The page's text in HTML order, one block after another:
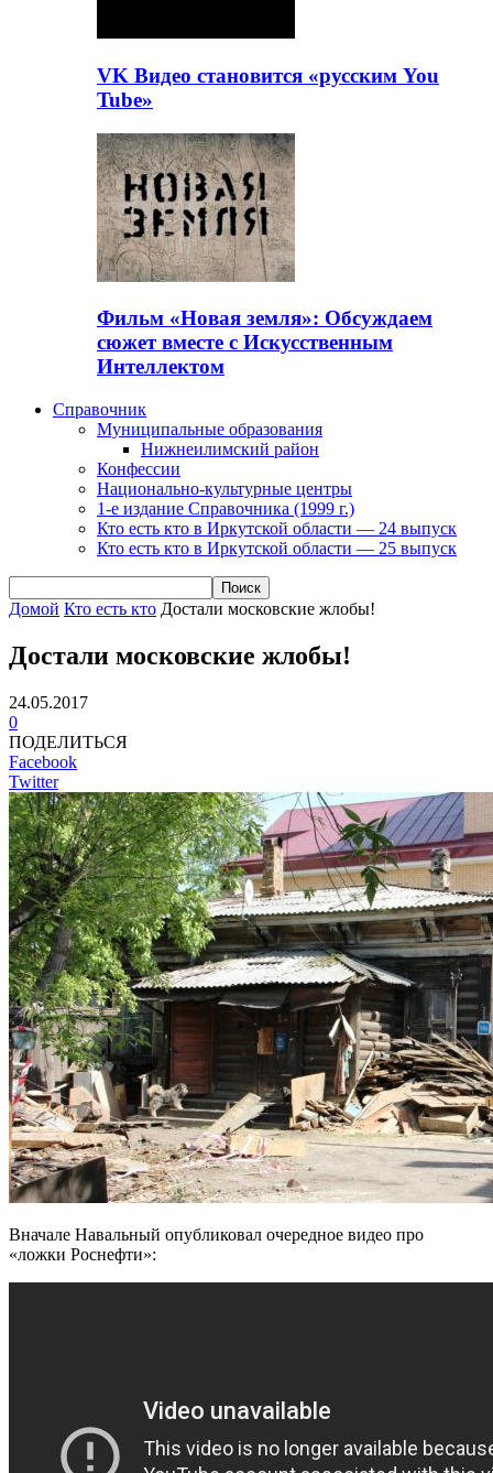
VK Видео становится «русским You
Tube»
Фильм «Новая земля»: Обсуждаем
сюжет вместе с Искусственным
Интеллектом
Справочник
Муниципальные образования
Нижнеилимский район
Конфессии
Национально-культурные центры
1-е издание Справочника (1999 г.)
Кто есть кто в Иркутской области — 24 выпуск
Кто есть кто в Иркутской области — 25 выпуск
Домой Кто есть кто Достали московские жлобы!
Достали московские жлобы!
24.05.2017
0
ПОДЕЛИТЬСЯ
Facebook
Twitter
Вначале Навальный опубликовал очередное видео про
«ложки Роснефти»: